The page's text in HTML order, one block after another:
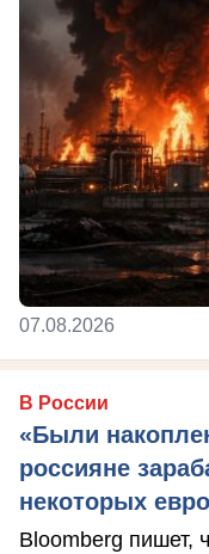
07.08.2026
В России
«Были
россияне
некоторых
Bloomberg пишет,